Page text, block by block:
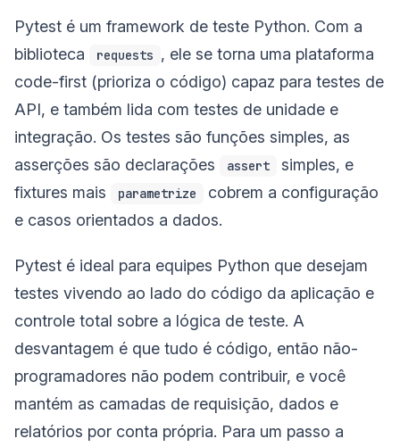
Pytest é um framework de teste Python. Com a
biblioteca
requests , ele se torna uma plataforma
code-first (prioriza o código) capaz para testes de
API, e também lida com testes de unidade e
integração. Os testes são funções simples, as
asserções são declarações
assert
simples, e
fixtures mais
parametrize
cobrem a configuração
e casos orientados a dados.
Pytest é ideal para equipes Python que desejam
testes vivendo ao lado do código da aplicação e
controle total sobre a lógica de teste. A
desvantagem é que tudo é código, então não-
programadores não podem contribuir, e você
mantém as camadas de requisição, dados e
relatórios por conta própria. Para um passo a